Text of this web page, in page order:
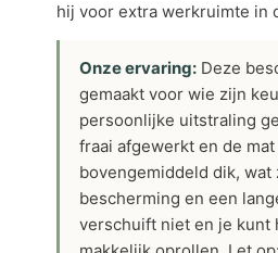
hij voor extra werkruimte in
Onze ervaring: Deze
gemaakt voor wie zijn
persoonlijke uitstraling
fraai afgewerkt en de mat
bovengemiddeld dik,
bescherming en een
verschuift niet en je kunt